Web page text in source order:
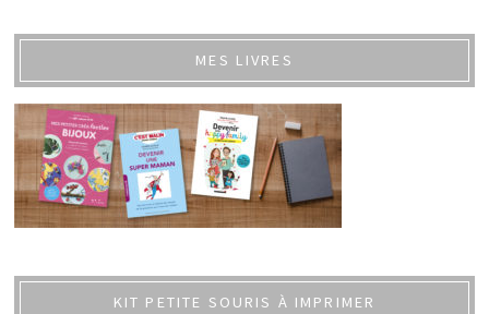
MES LIVRES
KIT PETITE SOURIS À IMPRIMER